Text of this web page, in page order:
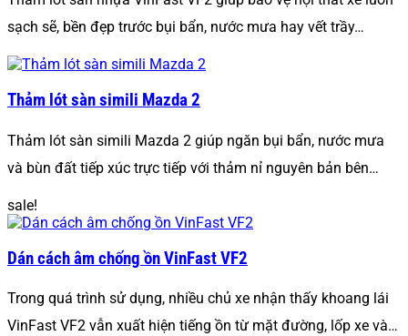
sạch sẽ, bền đẹp trước bụi bẩn, nước mưa hay vết trầy…
Thảm lót sàn simili Mazda 2
Thảm lót sàn simili Mazda 2 giúp ngăn bụi bẩn, nước mưa
và bùn đất tiếp xúc trực tiếp với thảm nỉ nguyên bản bên…
sale!
Dán cách âm chống ồn VinFast VF2
Trong quá trình sử dụng, nhiều chủ xe nhận thấy khoang lái
VinFast VF2 vẫn xuất hiện tiếng ồn từ mặt đường, lốp xe và…